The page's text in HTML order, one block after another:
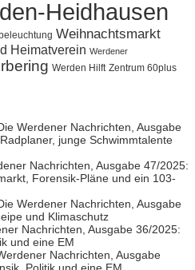
Heidhausen
Weihnachtsmarkt
Heimatverein Werdener
Werden Hilft Zentrum 60plus
Werdener Nachrichten, Ausgabe
junge Schwimmtalente
Nachrichten, Ausgabe 47/2025:
Forensik-Pläne und ein 103-
Werdener Nachrichten, Ausgabe
und Klimaschutz
Nachrichten, Ausgabe 36/2025:
und eine EM
Nachrichten, Ausgabe